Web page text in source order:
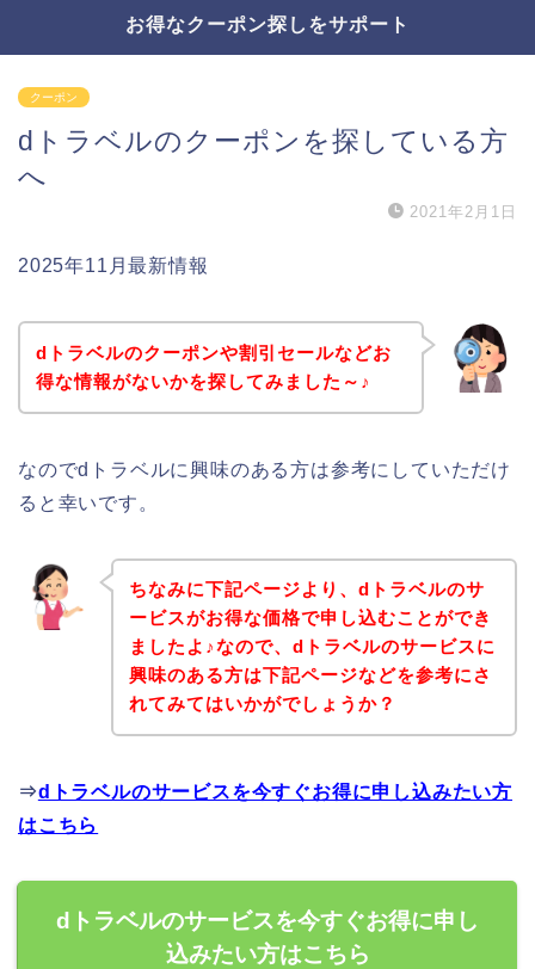
お得なクーポン探しをサポート
クーポン
dトラベルのクーポンを探している方
へ
2021年2月1日
2025年11月最新情報
dトラベルのクーポンや割引セールなどお
得な情報がないかを探してみました～♪
なのでdトラベルに興味のある方は参考にしていただけ
ると幸いです。
ちなみに下記ページより、dトラベルのサ
ービスがお得な価格で申し込むことができ
ましたよ♪なので、dトラベルのサービスに
興味のある方は下記ページなどを参考にさ
れてみてはいかがでしょうか？
⇒dトラベルのサービスを今すぐお得に申し込みたい方
はこちら
dトラベルのサービスを今すぐお得に申し
込みたい方はこちら